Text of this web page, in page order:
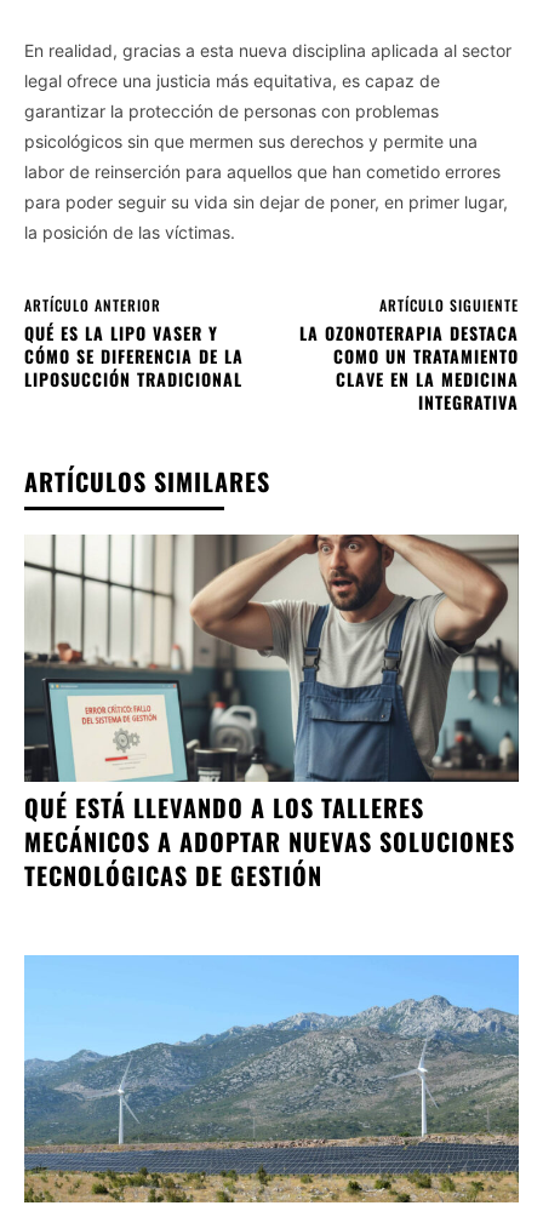
En realidad, gracias a esta nueva disciplina aplicada al sector
legal ofrece una justicia más equitativa, es capaz de
garantizar la protección de personas con problemas
psicológicos sin que mermen sus derechos y permite una
labor de reinserción para aquellos que han cometido errores
para poder seguir su vida sin dejar de poner, en primer lugar,
la posición de las víctimas.
ARTÍCULO ANTERIOR
QUÉ ES LA LIPO VASER Y
CÓMO SE DIFERENCIA DE LA
LIPOSUCCIÓN TRADICIONAL
ARTÍCULO SIGUIENTE
LA OZONOTERAPIA DESTACA
COMO UN TRATAMIENTO
CLAVE EN LA MEDICINA
INTEGRATIVA
ARTÍCULOS SIMILARES
QUÉ ESTÁ LLEVANDO A LOS TALLERES
MECÁNICOS A ADOPTAR NUEVAS SOLUCIONES
TECNOLÓGICAS DE GESTIÓN